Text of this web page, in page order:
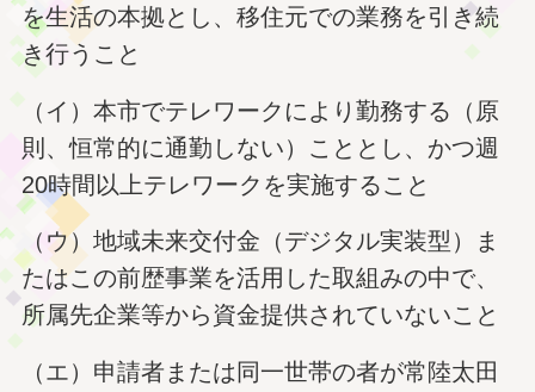
を生活の本拠とし、移住元での業務を引き続
き行うこと
（イ）本市でテレワークにより勤務する（原
則、恒常的に通勤しない）こととし、かつ週
20時間以上テレワークを実施すること
（ウ）地域未来交付金（デジタル実装型）ま
たはこの前歴事業を活用した取組みの中で、
所属先企業等から資金提供されていないこと
（エ）申請者または同一世帯の者が常陸太田